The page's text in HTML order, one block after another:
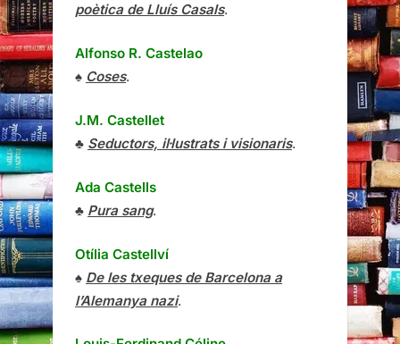
poètica de Lluís Casals.
Alfonso R. Castelao
♠ Coses.
J.M. Castellet
♣ Seductors, il·lustrats i visionaris.
Ada Castells
♣ Pura sang.
Otília Castellví
♠ De les txeques de Barcelona a
l’Alemanya nazi.